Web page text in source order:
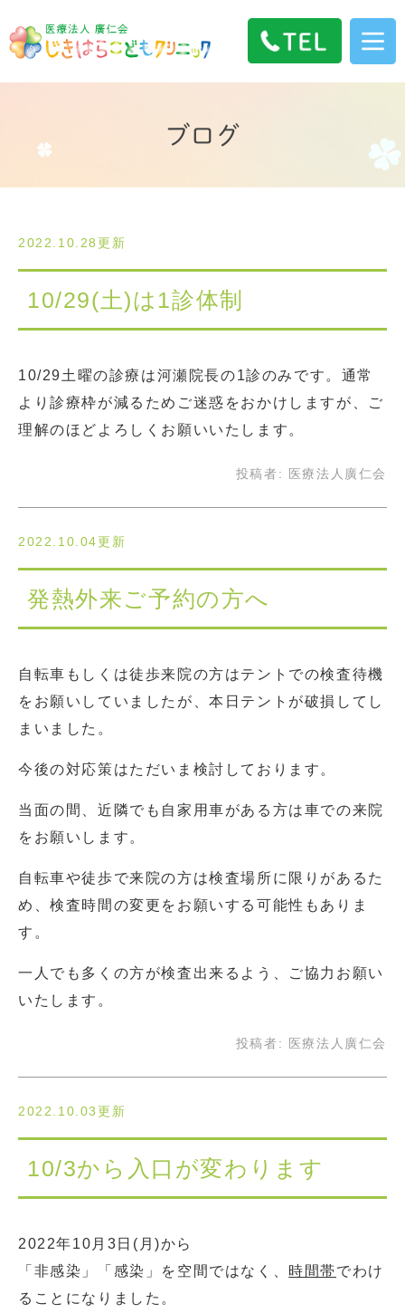
ブログ
2022.10.28更新
10/29(土)は1診体制
10/29土曜の診療は河瀬院長の1診のみです。通常
より診療枠が減るためご迷惑をおかけしますが、ご
理解のほどよろしくお願いいたします。
投稿者: 医療法人廣仁会
2022.10.04更新
発熱外来ご予約の方へ
自転車もしくは徒歩来院の方はテントでの検査待機
をお願いしていましたが、本日テントが破損してし
まいました。
今後の対応策はただいま検討しております。
当面の間、近隣でも自家用車がある方は車での来院
をお願いします。
自転車や徒歩で来院の方は検査場所に限りがあるた
め、検査時間の変更をお願いする可能性もありま
す。
一人でも多くの方が検査出来るよう、ご協力お願い
いたします。
投稿者: 医療法人廣仁会
2022.10.03更新
10/3から入口が変わります
2022年10月3日(月)から
「非感染」「感染」を空間ではなく、 時間帯 でわけ
ることになりました。